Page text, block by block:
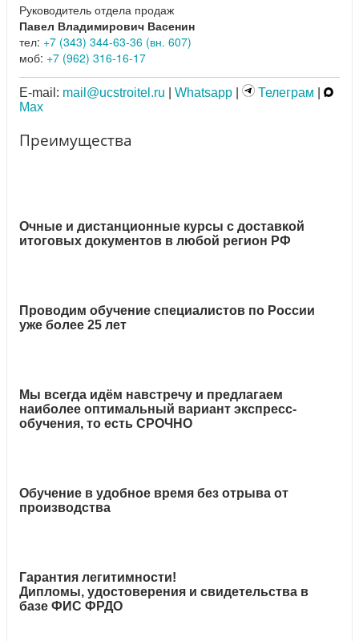
Руководитель отдела продаж
Павел Владимирович Васенин
тел: +7 (343) 344-63-36 (вн. 607)
моб: +7 (962) 316-16-17
E-mail: mail@ucstroitel.ru Whatsapp Телеграм
Max
Преимущества
Очные и дистанционные курсы с доставкой
итоговых документов в любой регион РФ
Проводим обучение специалистов по России
уже более 25 лет
Мы всегда идём навстречу и предлагаем
наиболее оптимальный вариант экспресс-
обучения, то есть СРОЧНО
Обучение в удобное время без отрыва от
производства
Гарантия легитимности!
Дипломы, удостоверения и свидетельства в
базе ФИС ФРДО